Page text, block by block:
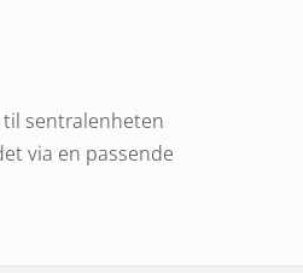
til sentralenheten
via en passende